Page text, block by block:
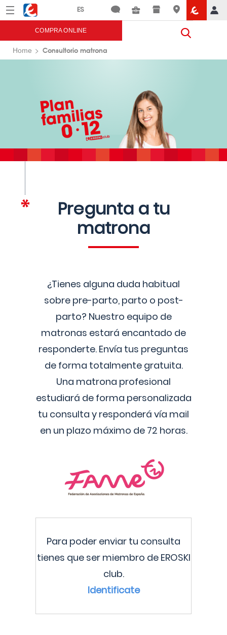
Menú Eroski
COMPRA ONLINE
Home Consultorio matrona
Pregunta a tu
matrona
¿Tienes alguna duda habitual
sobre pre-parto, parto o post-
parto? Nuestro equipo de
matronas estará encantado de
responderte. Envía tus preguntas
de forma totalmente gratuita.
Una matrona profesional
estudiará de forma personalizada
tu consulta y responderá vía mail
en un plazo máximo de 72 horas.
Para poder enviar tu consulta
tienes que ser miembro de EROSKI
club.
Identificate